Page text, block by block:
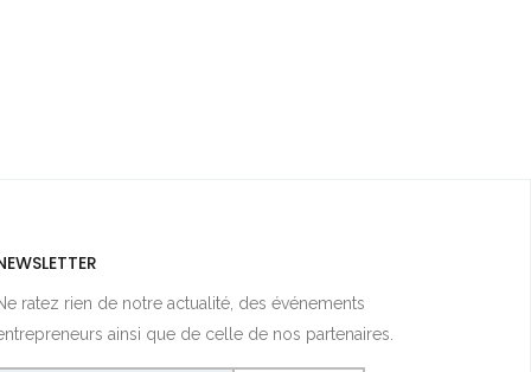
ratez rien de notre actualité, des événements
ainsi que de celle de nos partenaires.